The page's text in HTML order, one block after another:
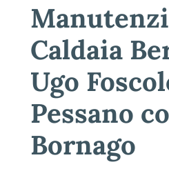
Caldaia
Ugo
Pessano
Bornago